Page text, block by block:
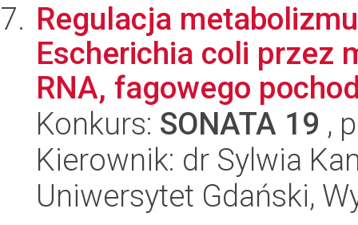
Regulacja
Escherichia coli przez
RNA, fagowego
Konkurs: SONATA 19 ,
Kierownik: dr Sylwia
Uniwersytet Gdański,